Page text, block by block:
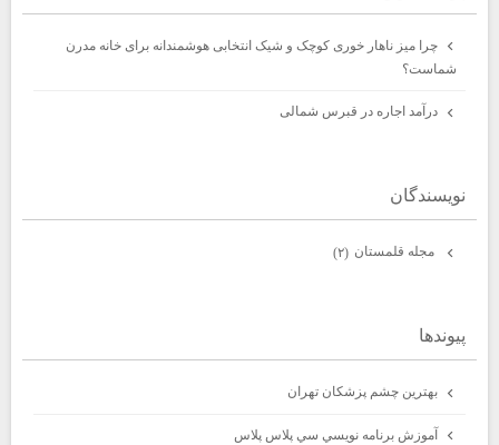
چرا میز ناهار خوری کوچک و شیک انتخابی هوشمندانه برای خانه مدرن
شماست؟
درآمد اجاره در قبرس شمالی
نويسندگان
مجله قلمستان (۲)
پيوندها
بهترين چشم پزشكان تهران
آموزش برنامه نويسي سي پلاس پلاس